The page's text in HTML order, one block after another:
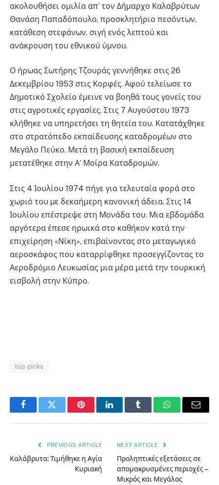
ακολουθήσει ομιλία απ’ τον Δήμαρχο Καλαβρύτων
Θανάση Παπαδόπουλο, προσκλητήριο πεσόντων,
κατάθεση στεφάνων, σιγή ενός λεπτού και
ανάκρουση του εθνικού ύμνου.
Ο ήρωας Σωτήρης Τζουράς γεννήθηκε στις 26
Δεκεμβρίου 1953 στις Κορφές. Αφού τελείωσε το
Δημοτικό Σχολείο έμεινε να βοηθά τους γονείς του
στις αγροτικές εργασίες. Στις 7 Αυγούστου 1973
κλήθηκε να υπηρετήσει τη θητεία του. Κατατάχθηκε
στο στρατόπεδο εκπαίδευσης καταδρομέων στο
Μεγάλο Πεύκο. Μετά τη βασική εκπαίδευση
μετατέθηκε στην Α’ Μοίρα Καταδρομών.
Στις 4 Ιουλίου 1974 πήγε για τελευταία φορά στο
χωριό του µε δεκαήμερη κανονική άδεια. Στις 14
Ιουλίου επέστρεψε στη Μονάδα του. Μια εβδομάδα
αργότερα έπεσε ηρωικά στο καθήκον κατά την
επιχείρηση «Νίκη», επιβαίνοντας στο μεταγωγικό
αεροσκάφος που καταρρίφθηκε προσεγγίζοντας το
Αεροδρόμιο Λευκωσίας μια μέρα μετά την τουρκική
εισβολή στην Κύπρο.
top picks
FacebookTwitter PinterestLinkedInTumblr WhatsAppEmail
PREVIOUS ARTICLE
Καλάβρυτα: Τιμήθηκε η Αγία
Κυριακή
NEXT ARTICLE
Προληπτικές εξετάσεις σε
απομακρυσμένες περιοχές –
Μικρός και Μεγάλος